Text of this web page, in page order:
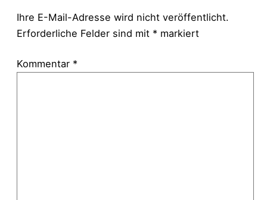
Ihre E-Mail-Adresse wird nicht veröffentlicht.
Erforderliche Felder sind mit * markiert
Kommentar *